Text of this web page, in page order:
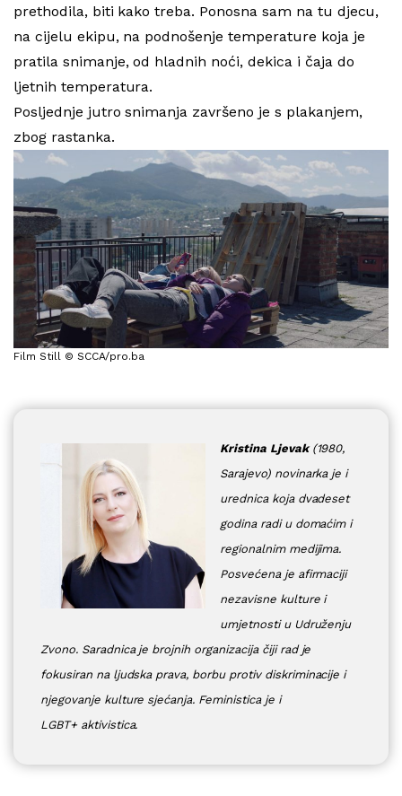
prethodila, biti kako treba. Ponosna sam na tu djecu,
na cijelu ekipu, na podnošenje temperature koja je
pratila snimanje, od hladnih noći, dekica i čaja do
ljetnih temperatura.
Posljednje jutro snimanja završeno je s plakanjem,
zbog rastanka.
Film Still © SCCA/pro.ba
Kristina Ljevak (1980,
Sarajevo) novinarka je i
urednica koja dvadeset
godina radi u domaćim i
regionalnim medijima.
Posvećena je afirmaciji
nezavisne kulture i
umjetnosti u Udruženju
Zvono. Saradnica je brojnih organizacija čiji rad je
fokusiran na ljudska prava, borbu protiv diskriminacije i
njegovanje kulture sjećanja. Feministica je i
LGBT+ aktivistica.